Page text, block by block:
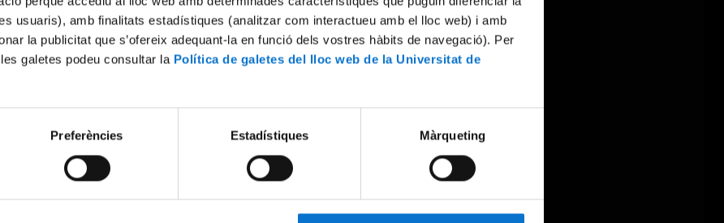
usuaris), amb finalitats estadístiques (analitzar com interactueu amb el lloc web) i amb
la publicitat que s’ofereix adequant-la en funció dels vostres hàbits de navegació). Per
galetes podeu consultar la Política de galetes del lloc web de la Universitat de
Preferències Estadístiques Màrqueting